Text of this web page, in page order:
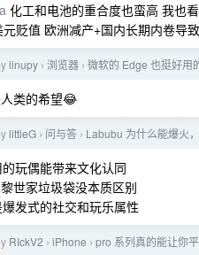
化工和电池的重合度也蛮高 我也
元贬值 欧洲减产+国内长期内卷导
linupy › 浏览器 › 微软的 Edge 也挺好用
类的希望😂
littleG › 问与答 › Labubu 为什么能爆火
玩偶能带来文化认同
世家垃圾袋没本质区别
发式的社交和玩乐属性
RIckV2 › iPhone › pro 系列真的能让你